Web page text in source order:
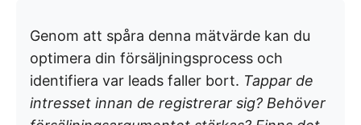
Genom att spåra denna mätvärde kan du
optimera din försäljningsprocess och
identifiera var leads faller bort. Tappar de
intresset innan de registrerar sig? Behöver